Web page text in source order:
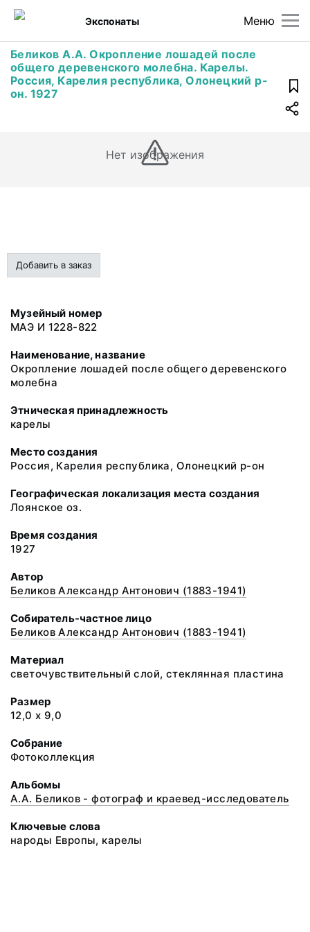
Меню
Экспонаты
Беликов А.А. Окропление лошадей после
общего деревенского молебна. Карелы.
Россия, Карелия республика, Олонецкий р-
он. 1927
Нет изображения
Добавить в заказ
Музейный номер
МАЭ И 1228-822
Наименование, название
Окропление лошадей после общего деревенского
молебна
Этническая принадлежность
карелы
Место создания
Россия, Карелия республика, Олонецкий р-он
Географическая локализация места создания
Лоянское оз.
Время создания
1927
Автор
Беликов Александр Антонович (1883-1941)
Собиратель-частное лицо
Беликов Александр Антонович (1883-1941)
Материал
светочувствительный слой, стеклянная пластина
Размер
12,0 х 9,0
Собрание
Фотоколлекция
Альбомы
А.А. Беликов - фотограф и краевед-исследователь
Ключевые слова
народы Европы, карелы